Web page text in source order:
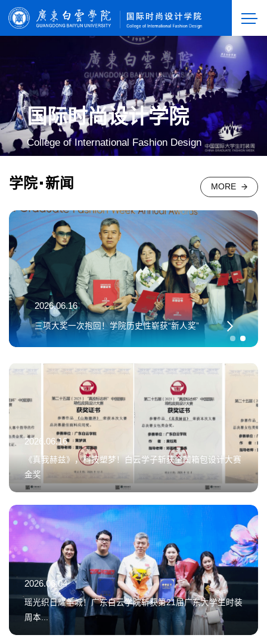
国际时尚设计学院
College of International Fashion Design
学院 新闻 MORE
2026.06.16
三项大奖一次抱回！学院历史性崭获“新人奖”
2026.06.16
《真我赫兹》，科技塑梦！白云学子斩获全国箱包设计大赛
金奖
2026.06.04
瑶光织日耀羊城！广东白云学院斩获第21届广东大学生时装
周本...